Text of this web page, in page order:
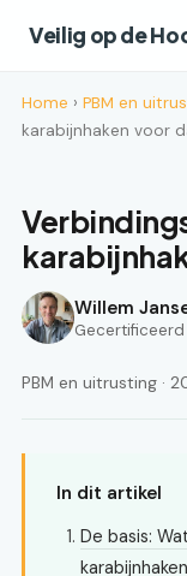
Veilig op de
Home › PBM en
karabijnhaken voor
Willem
PBM en uitrusting ·
In dit artikel
De basis: